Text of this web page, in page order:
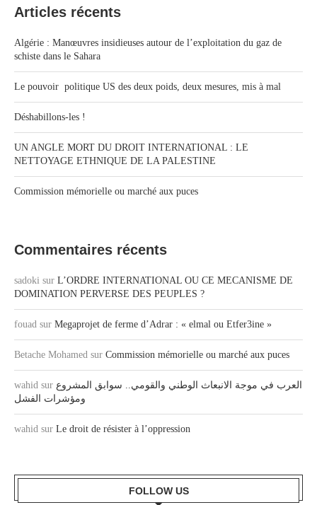
Articles récents
Algérie : Manœuvres insidieuses autour de l’exploitation du gaz de
schiste dans le Sahara
Le pouvoir politique US des deux poids, deux mesures, mis à mal
Déshabillons-les !
UN ANGLE MORT DU DROIT INTERNATIONAL : LE
NETTOYAGE ETHNIQUE DE LA PALESTINE
Commission mémorielle ou marché aux puces
Commentaires récents
sadoki sur L’ORDRE INTERNATIONAL OU CE MECANISME DE
DOMINATION PERVERSE DES PEUPLES ?
fouad sur Megaprojet de ferme d’Adrar : « elmal ou Etfer3ine »
Betache Mohamed sur Commission mémorielle ou marché aux puces
wahid sur العرب في موجة الانبعاث الوطني والقومي.. سوابق المشروع
ومؤشرات الفشل
wahid sur Le droit de résister à l’oppression
FOLLOW US